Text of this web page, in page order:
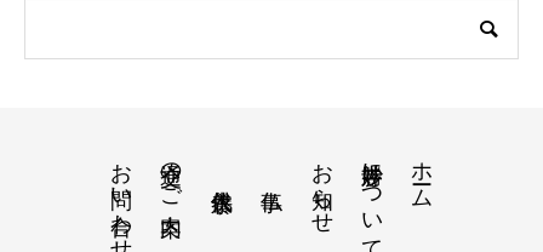
ホーム
妙勝寺について
お知らせ
交通のご案内
お問い合わせ